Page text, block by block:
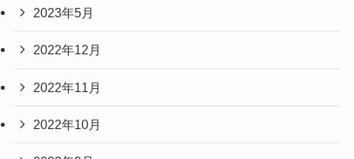
2023年5月
2022年12月
2022年11月
2022年10月